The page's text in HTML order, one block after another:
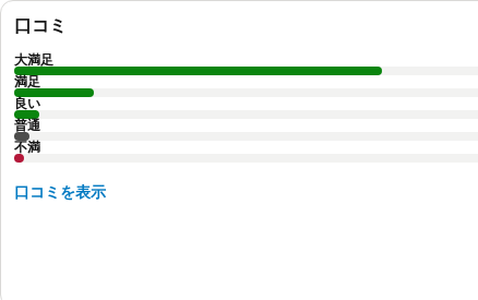
口コミ
大満足
満足
良い
普通
不満
口コミを表示